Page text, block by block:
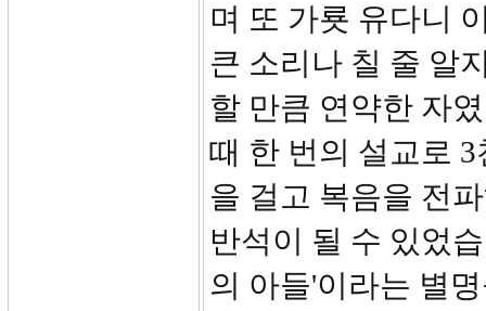
며 또 가룟 유다니
큰 소리나 칠 줄 알
할 만큼 연약한 자
때 한 번의 설교로
을 걸고 복음을 전
반석이 될 수 있었
의 아들'이라는 별